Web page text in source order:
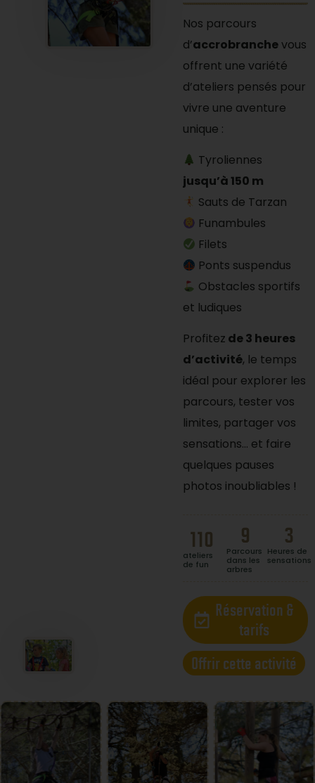
Nos parcours
d’accrobranchevous
offrent une variété
d’ateliers pensés pour
vivre une aventure
unique :
Tyroliennes
jusqu’à 150 m
Sauts de Tarzan
Funambules
Filets
Ponts suspendus
Obstacles sportifs
et ludiques
Profitez de 3 heures
d’activité, le temps
idéal pour explorer les
parcours, tester vos
limites, partager vos
sensations… et faire
quelques pauses
photos inoubliables !
ateliers
de fun
110
Parcours
dans les
arbres
9
Heures de
sensations
3
Réservation &
tarifs
Offrir cette activité